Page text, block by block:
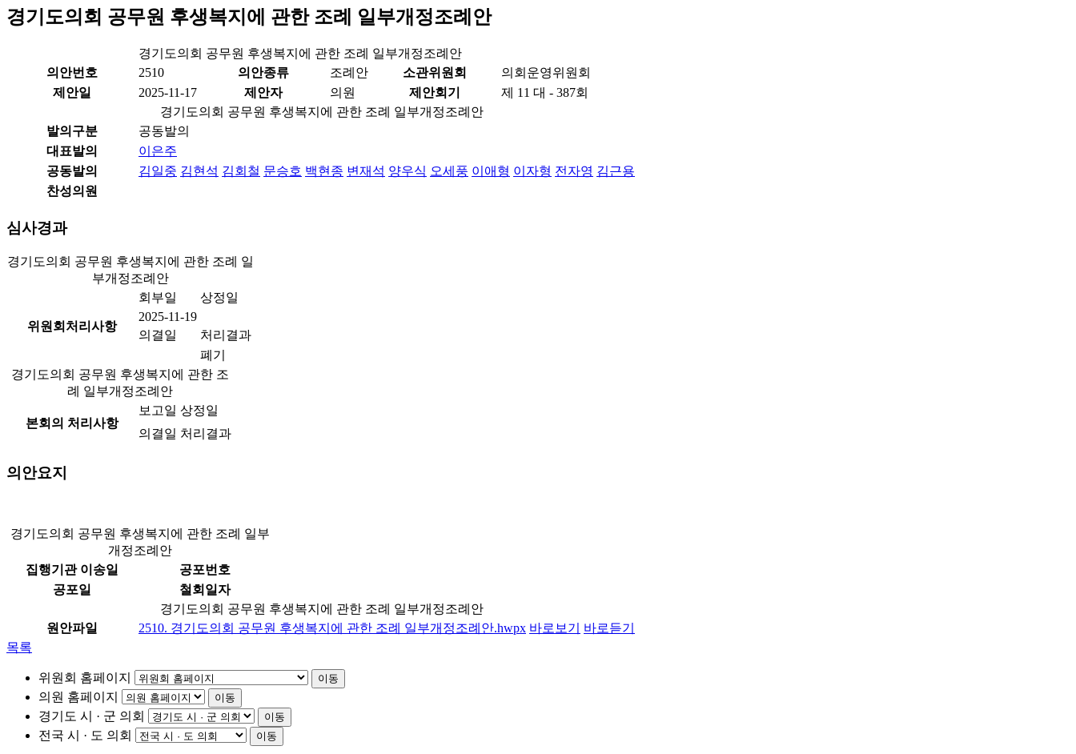
경기도의회 공무원 후생복지에 관한 조례 일부개정조례안
경기도의회 공무원 후생복지에 관한 조례 일부개정조례안
의안번호
2510 의안종류 조례안 소관위원회
의회운영위원회
제안일
2025-11-17 제안자 의원 제안회기
제 11 대 - 387회
경기도의회 공무원 후생복지에 관한 조례 일부개정조례안
발의구분
공동발의
대표발의
이은주
공동발의
김일중 김현석 김회철 문승호 백현종 변재석 양우식 오세풍 이애형 이자형 전자영 김근용
찬성의원
심사경과
경기도의회 공무원 후생복지에 관한 조례 일
부개정조례안
위원회처리사항
회부일
상정일
2025-11-19
의결일
처리결과
폐기
경기도의회 공무원 후생복지에 관한 조
례 일부개정조례안
본회의 처리사항
보고일 상정일
의결일 처리결과
의안요지
경기도의회 공무원 후생복지에 관한 조례 일부
개정조례안
집행기관 이송일
공포번호
공포일
철회일자
경기도의회 공무원 후생복지에 관한 조례 일부개정조례안
원안파일
2510. 경기도의회 공무원 후생복지에 관한 조례 일부개정조례안.hwpx 바로보기
바로듣기
목록
위원회 홈페이지 이동
의원 홈페이지 이동
경기도 시 · 군 의회 이동
전국 시 · 도 의회 이동